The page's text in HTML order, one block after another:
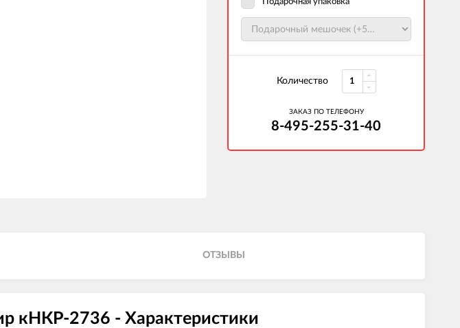
Количество
ЗАКАЗ ПО ТЕЛЕФОНУ
8-495-255-31-40
ОТЗЫВЫ
кНКР-2736 - Характеристики